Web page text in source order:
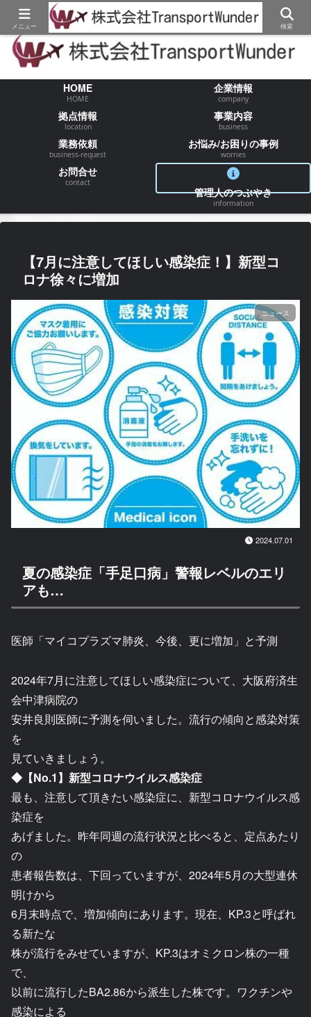
【物流/運送/配送】でお困りの事が御座いましたらお気軽にご相談ください
HOME
HOME
企業情報
company
拠点情報
location
事業内容
business
業務依頼
business-request
お悩み/お困りの事例
worries
お問合せ
contact
管理人のつぶやき
information
【7月に注意してほしい感染症！】新型コ
ロナ徐々に増加
ニュース
2024.07.01
夏の感染症「手足口病」警報レベルのエリ
アも…
医師「マイコプラズマ肺炎、今後、更に増加」と予測
2024年7月に注意してほしい感染症について、大阪府済生
会中津病院の
安井良則医師に予測を伺いました。流行の傾向と感染対策
を
見ていきましょう。
◆【No.1】新型コロナウイルス感染症
最も、注意して頂きたい感染症に、新型コロナウイルス感
染症を
あげました。昨年同週の流行状況と比べると、定点あたり
の
患者報告数は、下回っていますが、2024年5月の大型連休
明けから
6月末時点で、増加傾向にあります。現在、KP.3と呼ばれ
る新たな
株が流行をみせていますが、KP.3はオミクロン株の一種
で、
以前に流行したBA2.86から派生した株です。ワクチンや
感染による
メニュー 検索